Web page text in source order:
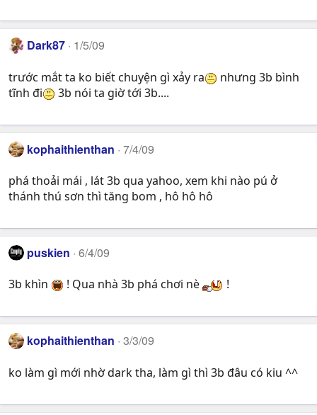
Dark87 1/5/09
trước mắt ta ko biết chuyện gì xảy ra
nhưng 3b bình
tĩnh đi
3b nói ta giờ tới 3b....
kophaithienthan 7/4/09
phá thoải mái , lát 3b qua yahoo, xem khi nào pú ở
thánh thú sơn thì tăng bom , hô hô hô
puskien 6/4/09
3b khìn ! Qua nhà 3b phá chơi nè !
kophaithienthan 3/3/09
ko làm gì mới nhờ dark tha, làm gì thì 3b đâu có kiu ^^